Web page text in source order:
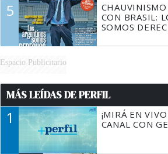
5
CON BRASIL:
SOMOS
Espacio Publicitario
MÁS LEÍDAS DE PERFIL
1
¡MIRÁ EN
CANAL CON